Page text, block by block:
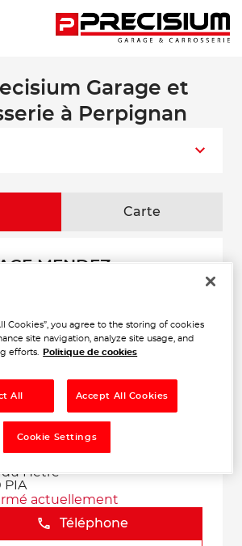
Garage et
à Perpignan
Carte
MENDEZ
PAUL ARENE
actuellement
Téléphone
PIANENCQUE
du Hetre
PIA
actuellement
Téléphone
Cookies”, you agree to the storing of cookies
site navigation, analyze site usage, and
efforts.
Politique de cookies
All Accept All Cookies
Cookie Settings